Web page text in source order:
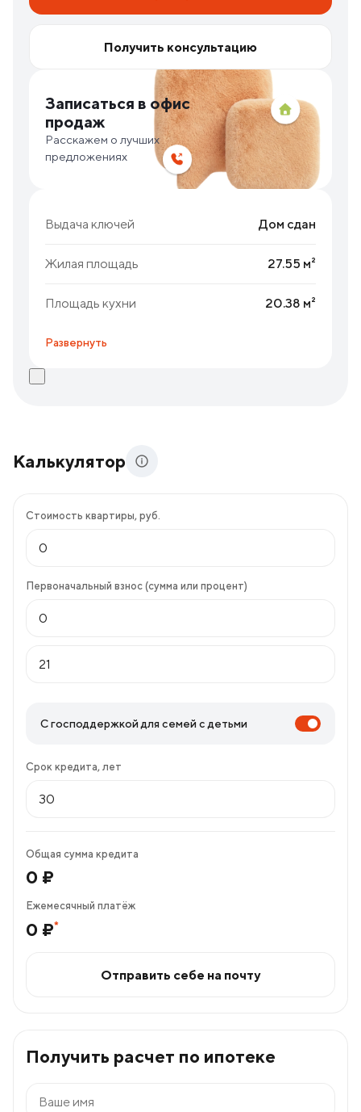
Получить консультацию
Записаться в офис
продаж
Расскажем о лучших
предложениях
Выдача ключей Дом сдан
Жилая площадь 27.55 м²
Площадь кухни 20.38 м²
Развернуть
Калькулятор
Стоимость квартиры, руб.
Первоначальный взнос (сумма или процент)
С господдержкой для семей с детьми
Срок кредита, лет
Общая сумма кредита
0 ₽
Ежемесячный платёж
0 ₽*
Отправить себе на почту
Получить расчет по ипотеке